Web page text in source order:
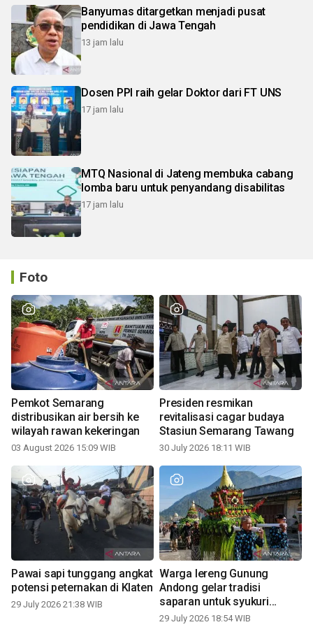
Banyumas ditargetkan menjadi pusat
pendidikan di Jawa Tengah
13 jam lalu
Dosen PPI raih gelar Doktor dari FT UNS
17 jam lalu
MTQ Nasional di Jateng membuka cabang
lomba baru untuk penyandang disabilitas
17 jam lalu
Foto
Pemkot Semarang
distribusikan air bersih ke
wilayah rawan kekeringan
03 August 2026 15:09 WIB
Presiden resmikan
revitalisasi cagar budaya
Stasiun Semarang Tawang
30 July 2026 18:11 WIB
Pawai sapi tunggang angkat
potensi peternakan di Klaten
29 July 2026 21:38 WIB
Warga lereng Gunung
Andong gelar tradisi
saparan untuk syukuri
panen
29 July 2026 18:54 WIB